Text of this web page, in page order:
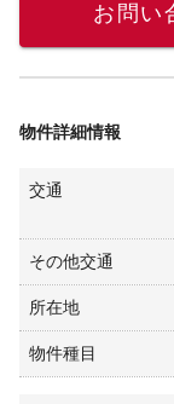
お問い
物件詳細情報
交通
その他交通
所在地
物件種目